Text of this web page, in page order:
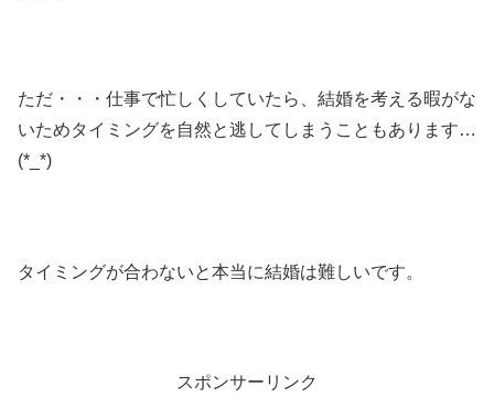
ただ・・・仕事で忙しくしていたら、結婚を考える暇がな
いためタイミングを自然と逃してしまうこともあります…
(*_*)
タイミングが合わないと本当に結婚は難しいです。
スポンサーリンク